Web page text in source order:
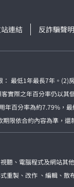
連結 反詐騙聲明
最低1年最長7年。
實際之年百分率仍以
年百分率為約7.79%，
限依合約內容為準，
聽、電腦程式及網站
重製、改作 、編輯、